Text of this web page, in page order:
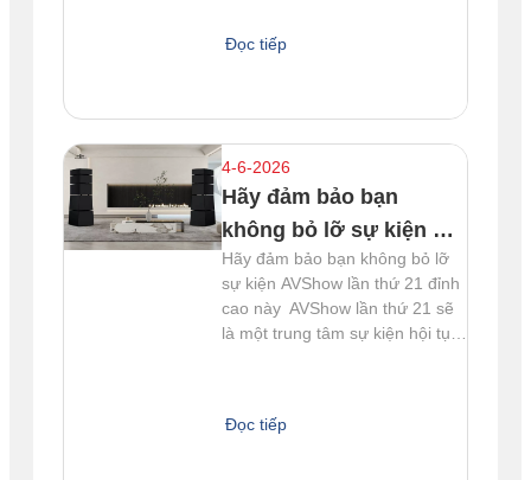
hiểu thật kĩ những chi tiết thú vị
Đọc tiếp
4-6-2026
Hãy đảm bảo bạn
không bỏ lỡ sự kiện AV
Show lần thứ 21 đỉnh
cao này!
Hãy đảm bảo bạn không bỏ lỡ
sự kiện AVShow lần thứ 21 đỉnh
cao này AVShow lần thứ 21 sẽ
là một trung tâm sự kiện hội tụ
nghệ mới nhất, cùng với không
Đọc tiếp